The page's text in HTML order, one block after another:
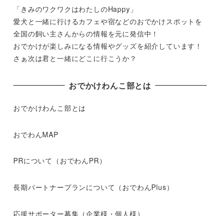
「きみのワクワクはわたしのHappy」
愛犬と一緒に行けるカフェや宿などのおでかけスポットを
全国の飼い主さんからの情報を元に発信中！
おでかけが楽しみになる情報やグッズを紹介しています！
さぁ次は君と一緒にどこに行こうか？
おでかけわんこ部とは
おでかけわんこ部とは
おでわんMAP
PRについて（おでわんPR）
長期パートナープランについて（おでわんPlus）
応援サポーター募集（企業様・個人様）